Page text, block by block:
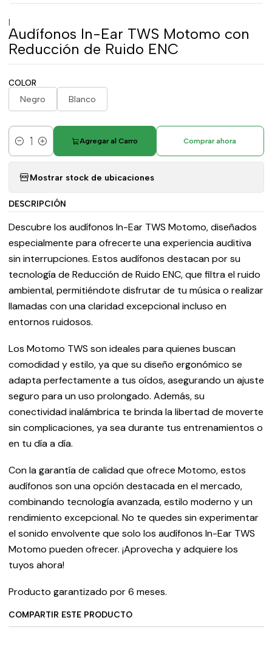
|
Audífonos In-Ear TWS Motomo con
Reducción de Ruido ENC
COLOR
Negro Blanco
Cantidad
Agregar al Carro Comprar ahora
Mostrar stock de ubicaciones
DESCRIPCIÓN
Descubre los audífonos In-Ear TWS Motomo, diseñados
especialmente para ofrecerte una experiencia auditiva
sin interrupciones. Estos audífonos destacan por su
tecnología de Reducción de Ruido ENC, que filtra el ruido
ambiental, permitiéndote disfrutar de tu música o realizar
llamadas con una claridad excepcional incluso en
entornos ruidosos.
Los Motomo TWS son ideales para quienes buscan
comodidad y estilo, ya que su diseño ergonómico se
adapta perfectamente a tus oídos, asegurando un ajuste
seguro para un uso prolongado. Además, su
conectividad inalámbrica te brinda la libertad de moverte
sin complicaciones, ya sea durante tus entrenamientos o
en tu día a día.
Con la garantía de calidad que ofrece Motomo, estos
audífonos son una opción destacada en el mercado,
combinando tecnología avanzada, estilo moderno y un
rendimiento excepcional. No te quedes sin experimentar
el sonido envolvente que solo los audífonos In-Ear TWS
Motomo pueden ofrecer. ¡Aprovecha y adquiere los
tuyos ahora!
Producto garantizado por 6 meses.
COMPARTIR ESTE PRODUCTO